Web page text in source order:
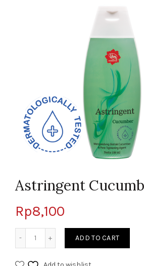
Astringent
Rp8,100
Quantity
ADD TO CART